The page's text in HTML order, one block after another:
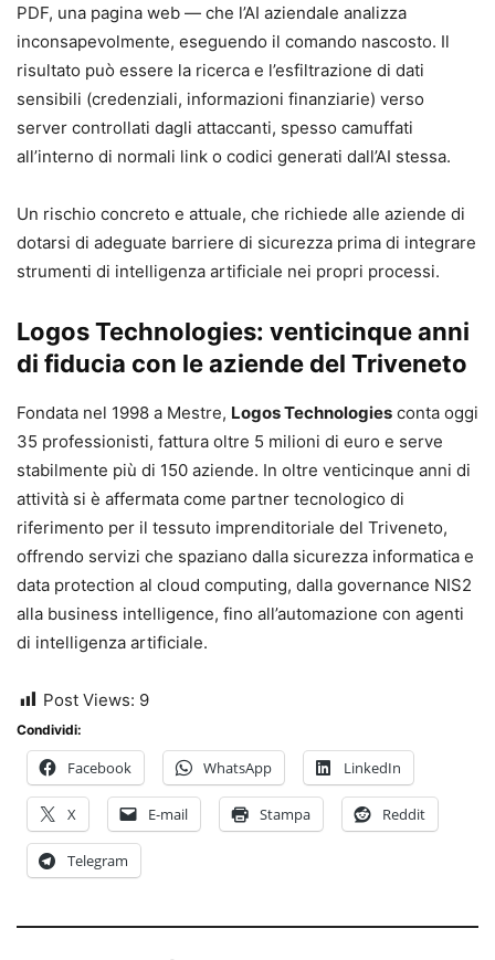
PDF, una pagina web — che l’AI aziendale analizza
inconsapevolmente, eseguendo il comando nascosto. Il
risultato può essere la ricerca e l’esfiltrazione di dati
sensibili (credenziali, informazioni finanziarie) verso
server controllati dagli attaccanti, spesso camuffati
all’interno di normali link o codici generati dall’AI stessa.
Un rischio concreto e attuale, che richiede alle aziende di
dotarsi di adeguate barriere di sicurezza prima di integrare
strumenti di intelligenza artificiale nei propri processi.
Logos Technologies: venticinque anni
di fiducia con le aziende del Triveneto
Fondata nel 1998 a Mestre, Logos Technologies conta oggi
35 professionisti, fattura oltre 5 milioni di euro e serve
stabilmente più di 150 aziende. In oltre venticinque anni di
attività si è affermata come partner tecnologico di
riferimento per il tessuto imprenditoriale del Triveneto,
offrendo servizi che spaziano dalla sicurezza informatica e
data protection al cloud computing, dalla governance NIS2
alla business intelligence, fino all’automazione con agenti
di intelligenza artificiale.
Post Views: 9
Condividi:
Facebook WhatsApp LinkedIn
X E-mail Stampa Reddit
Telegram